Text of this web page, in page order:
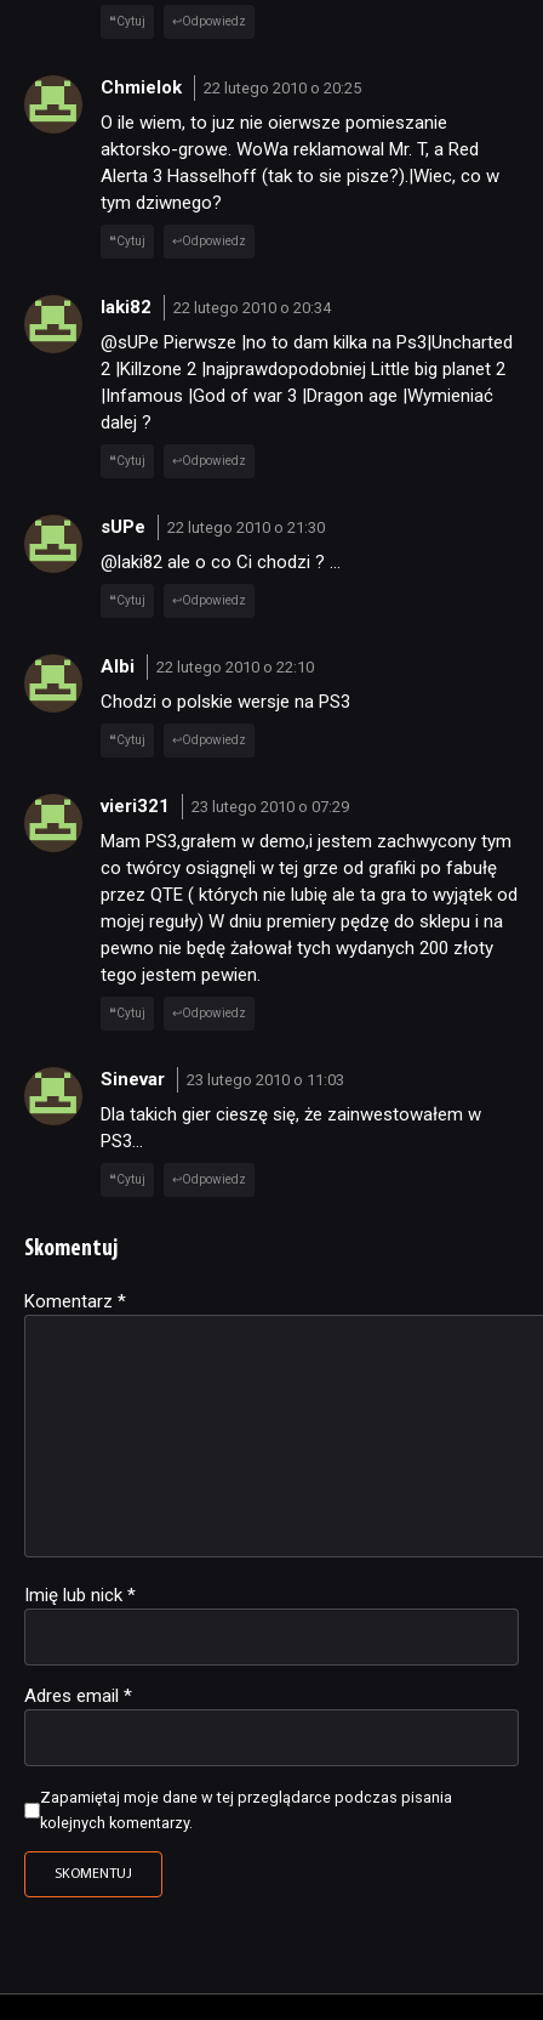
Cytuj Odpowiedz
Chmielok 22 lutego 2010 o 20:25
O ile wiem, to juz nie oierwsze pomieszanie
aktorsko-growe. WoWa reklamowal Mr. T, a Red
Alerta 3 Hasselhoff (tak to sie pisze?).|Wiec, co w
tym dziwnego?
Cytuj Odpowiedz
laki82 22 lutego 2010 o 20:34
@sUPe Pierwsze |no to dam kilka na Ps3|Uncharted
2 |Killzone 2 |najprawdopodobniej Little big planet 2
|Infamous |God of war 3 |Dragon age |Wymieniać
dalej ?
Cytuj Odpowiedz
sUPe 22 lutego 2010 o 21:30
@laki82 ale o co Ci chodzi ? …
Cytuj Odpowiedz
Albi 22 lutego 2010 o 22:10
Chodzi o polskie wersje na PS3
Cytuj Odpowiedz
vieri321 23 lutego 2010 o 07:29
Mam PS3,grałem w demo,i jestem zachwycony tym
co twórcy osiągnęli w tej grze od grafiki po fabułę
przez QTE ( których nie lubię ale ta gra to wyjątek od
mojej reguły) W dniu premiery pędzę do sklepu i na
pewno nie będę żałował tych wydanych 200 złoty
tego jestem pewien.
Cytuj Odpowiedz
Sinevar 23 lutego 2010 o 11:03
Dla takich gier cieszę się, że zainwestowałem w
PS3…
Cytuj Odpowiedz
Skomentuj
Komentarz *
Imię lub nick *
Adres email *
Zapamiętaj moje dane w tej przeglądarce podczas pisania
kolejnych komentarzy.
Alternative: